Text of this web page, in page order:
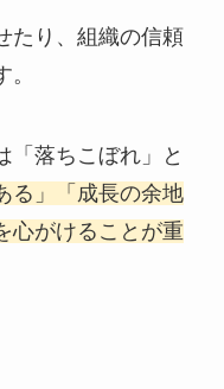
たり、組織の信頼
「落ちこぼれ」と
る」「成長の余地
心がけることが重